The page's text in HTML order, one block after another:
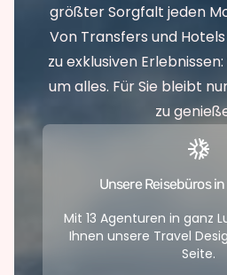
größter Sorgfalt jeden
Von Transfers und
zu exklusiven
um alles. Für Sie bleibt
zu
Unsere Reisebüros
Mit 13 Agenturen in ganz
Ihnen unsere Travel
Seite.